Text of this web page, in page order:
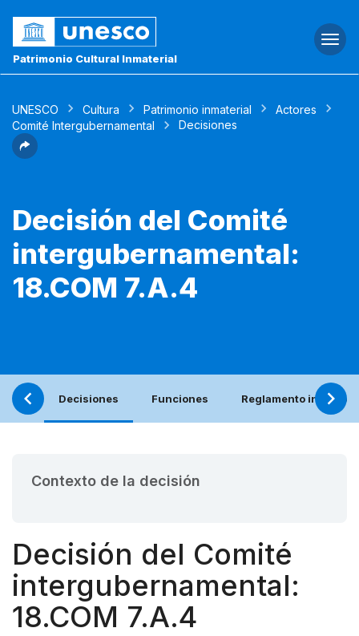
Patrimonio Cultural Inmaterial
UNESCO Cultura Patrimonio inmaterial
Actores
Comité Intergubernamental
Decisiones
Decisión del Comité
intergubernamental:
18.COM 7.A.4
Decisiones Funciones Reglamento interno
Contexto de la decisión
Decisión del Comité
intergubernamental:
18.COM 7.A.4